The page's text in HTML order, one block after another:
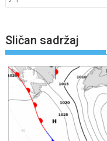
Sličan sadržaj